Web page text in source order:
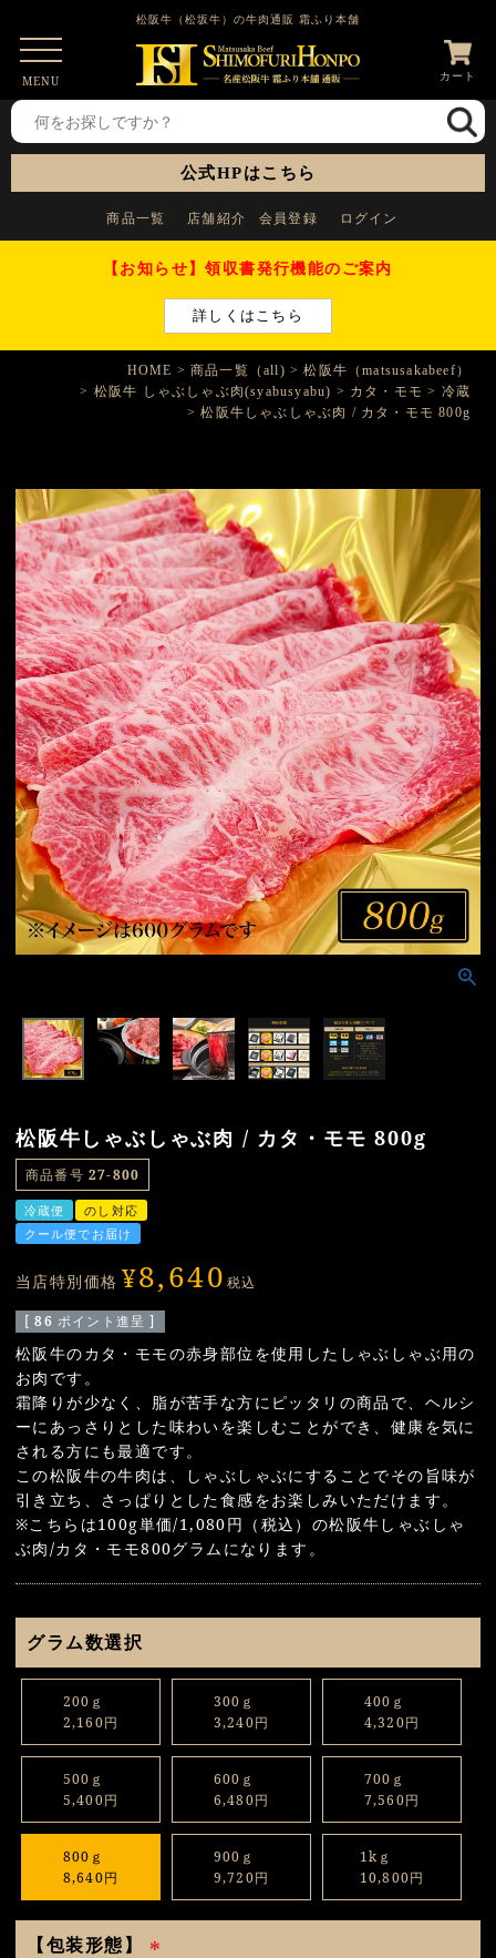
松阪牛（松坂牛）の牛肉通販 霜ふり本舗
カート
MENU
公式HPはこちら
商品一覧 店舗紹介 会員登録 ログイン
【お知らせ】領収書発行機能のご案内
詳しくはこちら
HOME 商品一覧（all)
松阪牛（matsusakabeef）
松阪牛 しゃぶしゃぶ肉(syabusyabu)
カタ・モモ
冷蔵
松阪牛しゃぶしゃぶ肉 / カタ・モモ 800g
松阪牛しゃぶしゃぶ肉 / カタ・モモ 800g
商品番号 27-800
冷蔵便
のし対応
クール便でお届け
当店特別価格 ¥8,640 税込
[ 86 ポイント進呈 ]
松阪牛のカタ・モモの赤身部位を使用したしゃぶしゃぶ用の
お肉です。
霜降りが少なく、脂が苦手な方にピッタリの商品で、ヘルシ
ーにあっさりとした味わいを楽しむことができ、健康を気に
される方にも最適です。
この松阪牛の牛肉は、しゃぶしゃぶにすることでその旨味が
引き立ち、さっぱりとした食感をお楽しみいただけます。
※こちらは100g単価/1,080円（税込）の松阪牛しゃぶしゃ
ぶ肉/カタ・モモ800グラムになります。
グラム数選択
200ｇ
2,160円
300ｇ
3,240円
400ｇ
4,320円
500ｇ
5,400円
600ｇ
6,480円
700ｇ
7,560円
800ｇ
8,640円
900ｇ
9,720円
1kｇ
10,800円
【包装形態】